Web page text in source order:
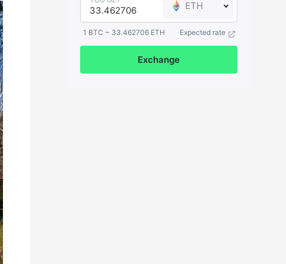
ETH
1 BTC ~ 33.462706 ETH Expected rate
Exchange